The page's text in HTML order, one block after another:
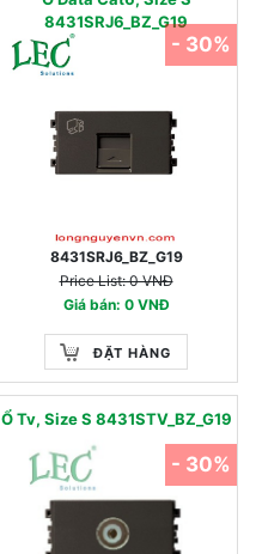
8431SRJ6_BZ_G19
8431SRJ6_BZ_G19
Price List: 0 VNĐ
Giá bán: 0 VNĐ
ĐẶT HÀNG
- 30%
Ổ Tv, Size S 8431STV_BZ_G19
- 30%